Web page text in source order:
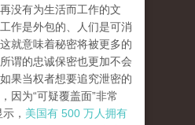
没有为生活而工作的文
作是外包的、人们是可消
就意味着秘密将被更多的
谓的忠诚保密也更加不会
果当权者想要追究泄密的
因为“可疑覆盖面”非常
， 美国有 500 万人拥有